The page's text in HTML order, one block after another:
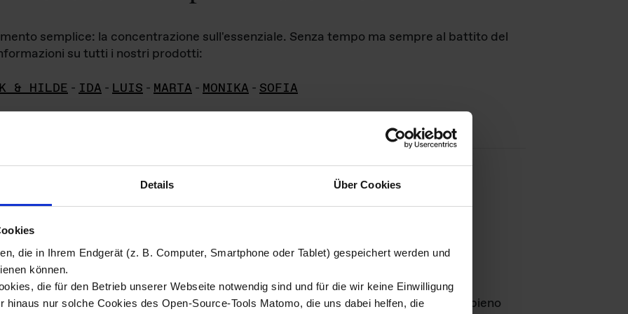
Details Über Cookies
die in Ihrem Endgerät (z. B. Computer, Smartphone oder Tablet) gespeichert werden und
können.
die für den Betrieb unserer Webseite notwendig sind und für die wir keine Einwilligung
hinaus nur solche Cookies des Open-Source-Tools Matomo, die uns dabei helfen, die
semplice: la concentrazione sull'essenziale. Senza tempo ma sempre al battito del
su tutti i nostri prodotti:
& HILDE - IDA - LUIS - MARTA - MONIKA - SOFIA
di immagini
materiale fotografico sono detenuti daDas ganze LebenGmbH e rimangono in pieno